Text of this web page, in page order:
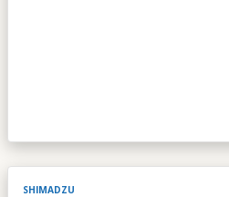
SHIMADZU